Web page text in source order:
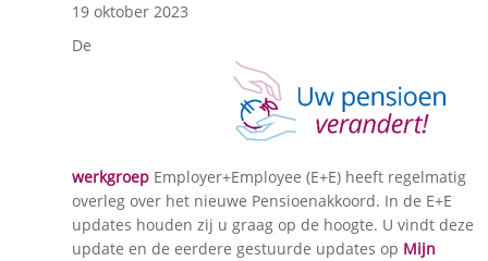
19 oktober 2023
De
werkgroep Employer+Employee (E+E) heeft regelmatig
overleg over het nieuwe Pensioenakkoord. In de E+E
updates houden zij u graag op de hoogte. U vindt deze
update en de eerdere gestuurde updates op Mijn